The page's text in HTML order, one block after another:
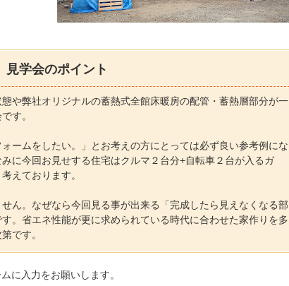
見学会のポイント
や弊社オリジナルの蓄熱式全館床暖房の配管・蓄熱層部分が一
す。
ームをしたい。」とお考えの方にとっては必ず良い参考例にな
に今回お見せする住宅はクルマ２台分+自転車２台が入るガ
えております。
ん。なぜなら今回見る事が出来る「完成したら見えなくなる部
。省エネ性能が更に求められている時代に合わせた家作りを多
です。
に入力をお願いします。